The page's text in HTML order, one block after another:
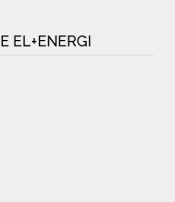
EL+ENERGI